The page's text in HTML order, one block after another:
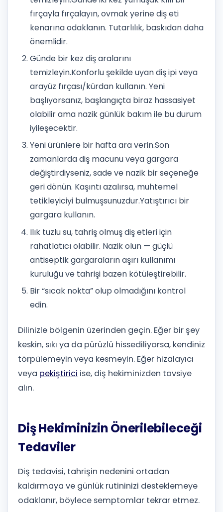
fırçayla fırçalayın, ovmak yerine diş eti
kenarına odaklanın. Tutarlılık, baskıdan daha
önemlidir.
Günde bir kez diş aralarını
temizleyin.Konforlu şekilde uyan diş ipi veya
arayüz fırçası/kürdan kullanın. Yeni
başlıyorsanız, başlangıçta biraz hassasiyet
olabilir ama nazik günlük bakım ile bu durum
iyileşecektir.
Yeni ürünlere bir hafta ara verin.Son
zamanlarda diş macunu veya gargara
değiştirdiyseniz, sade ve nazik bir seçeneğe
geri dönün. Kaşıntı azalırsa, muhtemel
tetikleyiciyi bulmuşsunuzdur.Yatıştırıcı bir
gargara kullanın.
Ilık tuzlu su, tahriş olmuş diş etleri için
rahatlatıcı olabilir. Nazik olun — güçlü
antiseptik gargaraların aşırı kullanımı
kuruluğu ve tahrişi bazen kötüleştirebilir.
Bir “sıcak nokta” olup olmadığını kontrol
edin.
Dilinizle bölgenin üzerinden geçin. Eğer bir şey
keskin, sıkı ya da pürüzlü hissediliyorsa, kendiniz
törpülemeyin veya kesmeyin. Eğer hizalayıcı
veya pekiştirici ise, diş hekiminizden tavsiye
alın.
Diş Hekiminizin Önerilebileceği
Tedaviler
Diş tedavisi, tahrişin nedenini ortadan
kaldırmaya ve günlük rutininizi desteklemeye
odaklanır, böylece semptomlar tekrar etmez.